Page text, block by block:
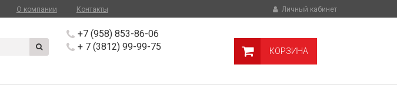
О компании Контакты Личный кабинет
+7 (958) 853-86-06
+ 7 (3812) 99-99-75
КОРЗИНА